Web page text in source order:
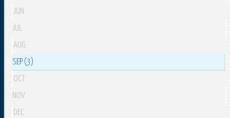
JUN
JUL
AUG
SEP (3)
OCT
NOV
DEC